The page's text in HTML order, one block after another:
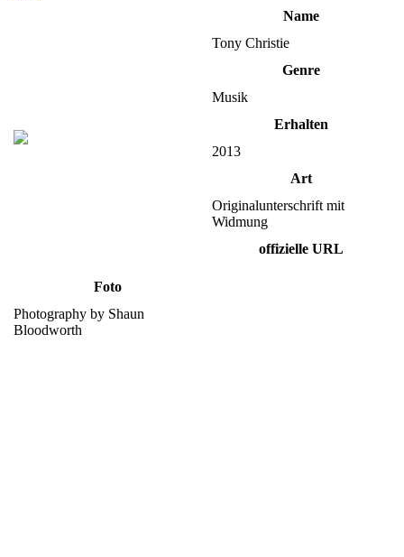
Name
Tony Christie
Genre
Musik
Erhalten
2013
Art
Originalunterschrift mit
Widmung
offizielle URL
Foto
Photography by Shaun
Bloodworth